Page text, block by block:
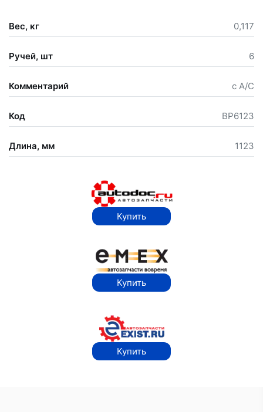
Вес, кг 0,117
Ручей, шт 6
Комментарий с А/С
Код BP6123
Длина, мм 1123
Купить
Купить
Купить